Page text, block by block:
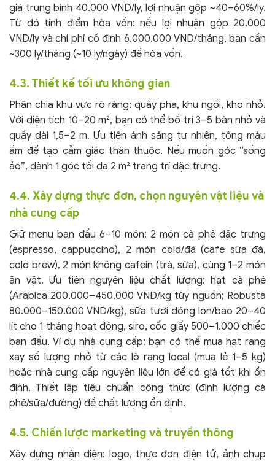
giá trung bình 40.000 VND/ly, lợi nhuận gộp ~40–60%/ly.
Từ đó tính điểm hòa vốn: nếu lợi nhuận gộp 20.000
VND/ly và chi phí cố định 6.000.000 VND/tháng, bạn cần
~300 ly/tháng (~10 ly/ngày) để hòa vốn.
4.3. Thiết kế tối ưu không gian
Phân chia khu vực rõ ràng: quầy pha, khu ngồi, kho nhỏ.
Với diện tích 10–20 m², bạn có thể bố trí 3–5 bàn nhỏ và
quầy dài 1,5–2 m. Ưu tiên ánh sáng tự nhiên, tông màu
ấm để tạo cảm giác thân thuộc. Nếu muốn góc “sống
ảo”, dành 1 góc tối đa 2 m² trang trí đặc trưng.
4.4. Xây dựng thực đơn, chọn nguyên vật liệu và
nhà cung cấp
Giữ menu ban đầu 6–10 món: 2 món cà phê đặc trưng
(espresso, cappuccino), 2 món cold/đá (cafe sữa đá,
cold brew), 2 món không cafein (trà, sữa), cùng 1–2 món
ăn vặt. Ưu tiên nguyên liệu chất lượng: hạt cà phê
(Arabica 200.000–450.000 VND/kg tùy nguồn; Robusta
80.000–150.000 VND/kg), sữa tươi đóng lon/bao 20–40
lít cho 1 tháng hoạt động, siro, cốc giấy 500–1.000 chiếc
ban đầu. Ví dụ nhà cung cấp: bạn có thể mua hạt rang
xay số lượng nhỏ từ các lò rang local (mua lẻ 1–5 kg)
hoặc nhà cung cấp nguyên liệu lớn để có giá tốt khi ổn
định. Thiết lập tiêu chuẩn công thức (định lượng cà
phê/sữa/đường) để chất lượng ổn định.
4.5. Chiến lược marketing và truyền thông
Xây dựng nhận diện: logo, thực đơn điện tử, ảnh chụp